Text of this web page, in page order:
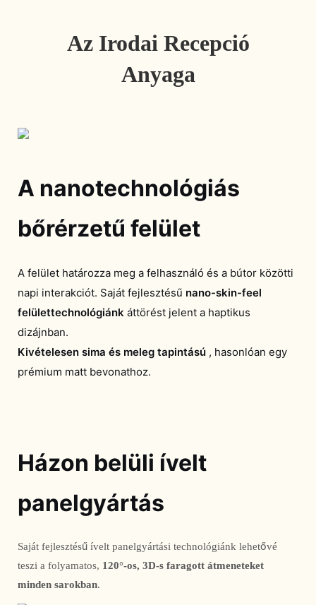
Az Irodai Recepció
Anyaga
A nanotechnológiás
bőrérzetű felület
A felület határozza meg a felhasználó és a bútor közötti
napi interakciót. Saját fejlesztésű nano-skin-feel
felülettechnológiánk áttörést jelent a haptikus
dizájnban.
Kivételesen sima és meleg tapintású , hasonlóan egy
prémium matt bevonathoz.
Házon belüli ívelt
panelgyártás
Saját fejlesztésű ívelt panelgyártási technológiánk lehetővé
teszi a folyamatos, 120°-os, 3D-s faragott átmeneteket
minden sarokban.